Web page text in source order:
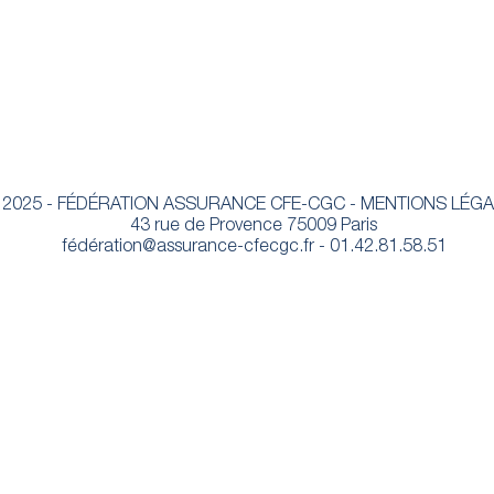
- FÉDÉRATION ASSURANCE CFE-CGC - MENTIONS
43 rue de Provence 75009 Paris
fédération@assurance-cfecgc.fr- 01.42.81.58.51